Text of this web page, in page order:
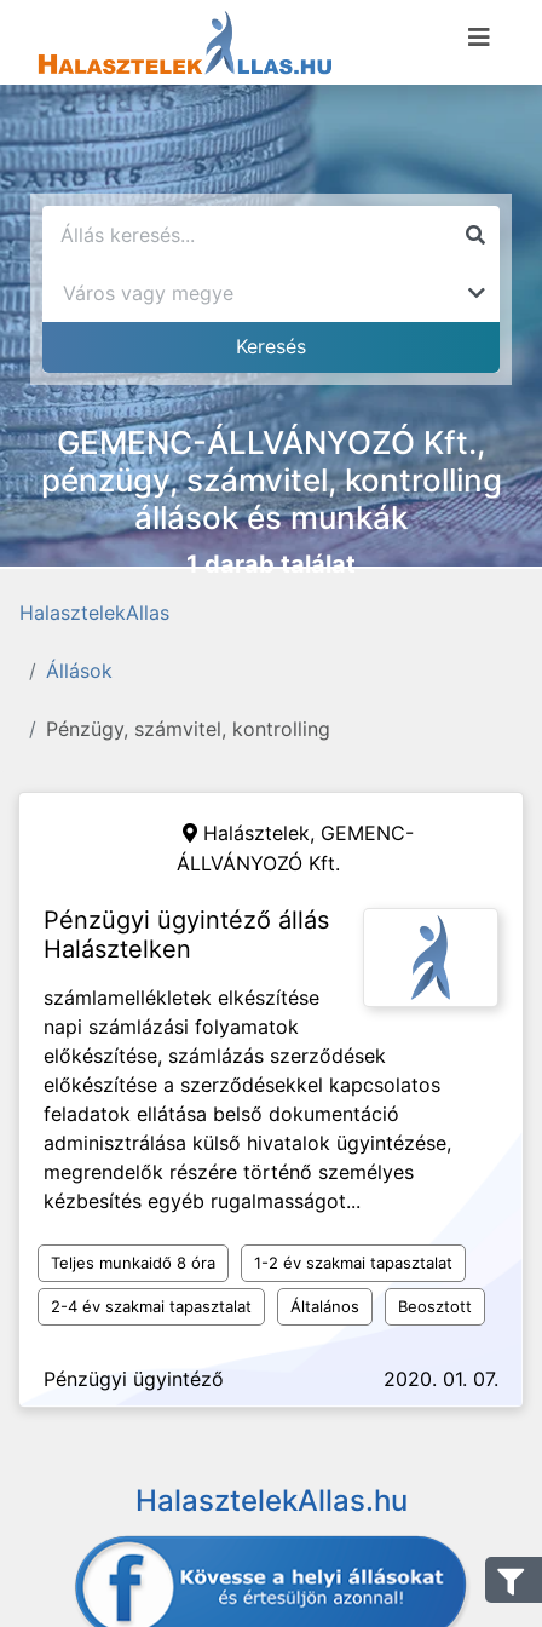
GEMENC-ÁLLVÁNYOZÓ Kft.,
pénzügy, számvitel, kontrolling
állások és munkák
1 darab találat
HalasztelekAllas
Állások
Pénzügy, számvitel, kontrolling
Halásztelek, GEMENC-
ÁLLVÁNYOZÓ Kft.
Pénzügyi ügyintéző állás
Halásztelken
számlamellékletek elkészítése
napi számlázási folyamatok
előkészítése, számlázás szerződések
előkészítése a szerződésekkel kapcsolatos
feladatok ellátása belső dokumentáció
adminisztrálása külső hivatalok ügyintézése,
megrendelők részére történő személyes
kézbesítés egyéb rugalmasságot...
Teljes munkaidő 8 óra 1-2 év szakmai tapasztalat
2-4 év szakmai tapasztalat Általános Beosztott
Pénzügyi ügyintéző 2020. 01. 07.
HalasztelekAllas.hu